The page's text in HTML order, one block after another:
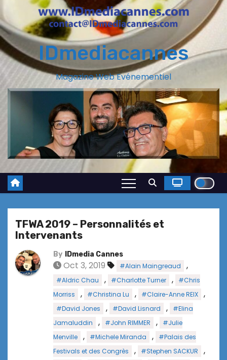
IDmediacannes
Magazine Web Evénementiel
TFWA 2019 – Personnalités et
Intervenants
By IDmedia Cannes
Oct 3, 2019 #Alain Maingreaud ,
#Aldric Chau , #Charlotte Turner ,
#Chris
Morriss
, #Christina Lu , #Claire-Anne REIX ,
#David Jones , #David Lisnard ,
#Elina
Jamaluddin
, #John RIMMER ,
#Julie
Menville
, #Michele Miranda ,
#Palais des
Festivals et des Congrès
, #Stephen SACKUR ,